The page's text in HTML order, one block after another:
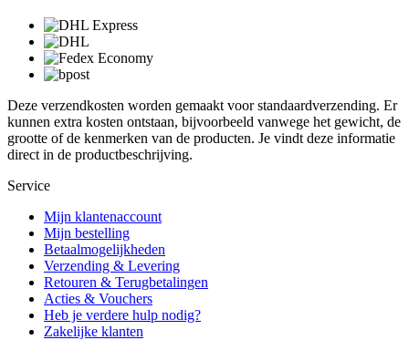
Deze verzendkosten worden gemaakt voor standaardverzending. Er
kunnen extra kosten ontstaan, bijvoorbeeld vanwege het gewicht, de
grootte of de kenmerken van de producten. Je vindt deze informatie
direct in de productbeschrijving.
Service
Mijn klantenaccount
Mijn bestelling
Betaalmogelijkheden
Verzending & Levering
Retouren & Terugbetalingen
Acties & Vouchers
Heb je verdere hulp nodig?
Zakelijke klanten